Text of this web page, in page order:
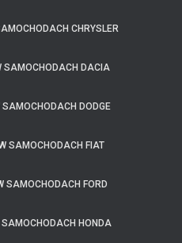
CHRYSLER
SAMOCHODACH DACIA
DODGE
SAMOCHODACH FIAT
SAMOCHODACH FORD
HONDA